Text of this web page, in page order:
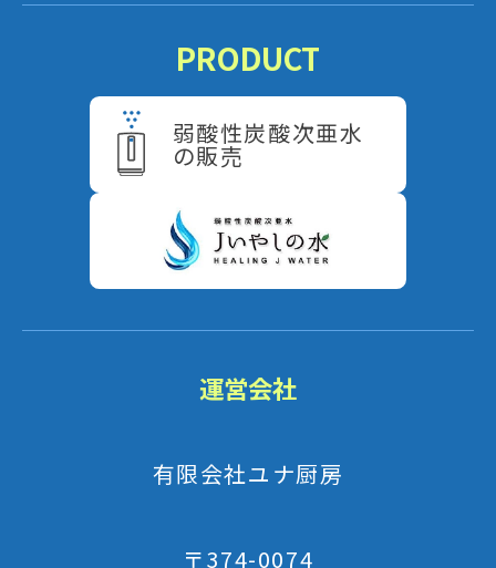
PRODUCT
弱酸性炭酸次亜水
の販売
運営会社
有限会社ユナ厨房
〒374-0074